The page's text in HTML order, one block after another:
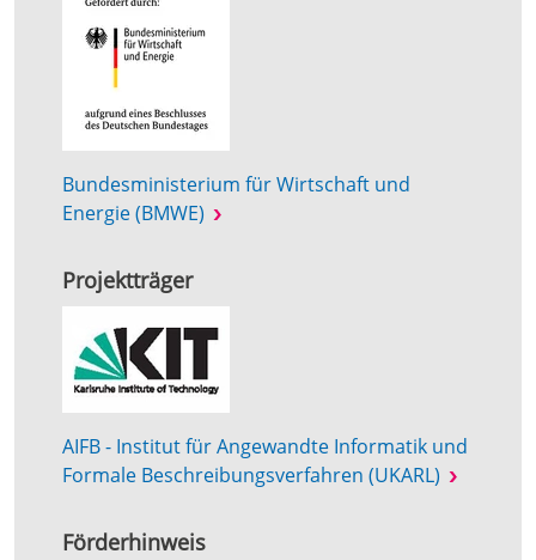
Bundesministerium für Wirtschaft und
Energie (BMWE)
Projektträger
AIFB - Institut für Angewandte Informatik und
Formale Beschreibungsverfahren (UKARL)
Förderhinweis